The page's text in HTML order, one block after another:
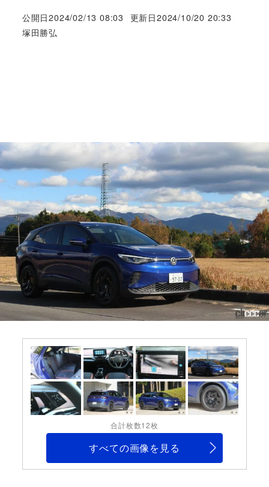
公開日2024/02/13 08:03 更新日2024/10/20 20:33
著
塚田勝弘
合計枚数12枚
すべての画像を見る